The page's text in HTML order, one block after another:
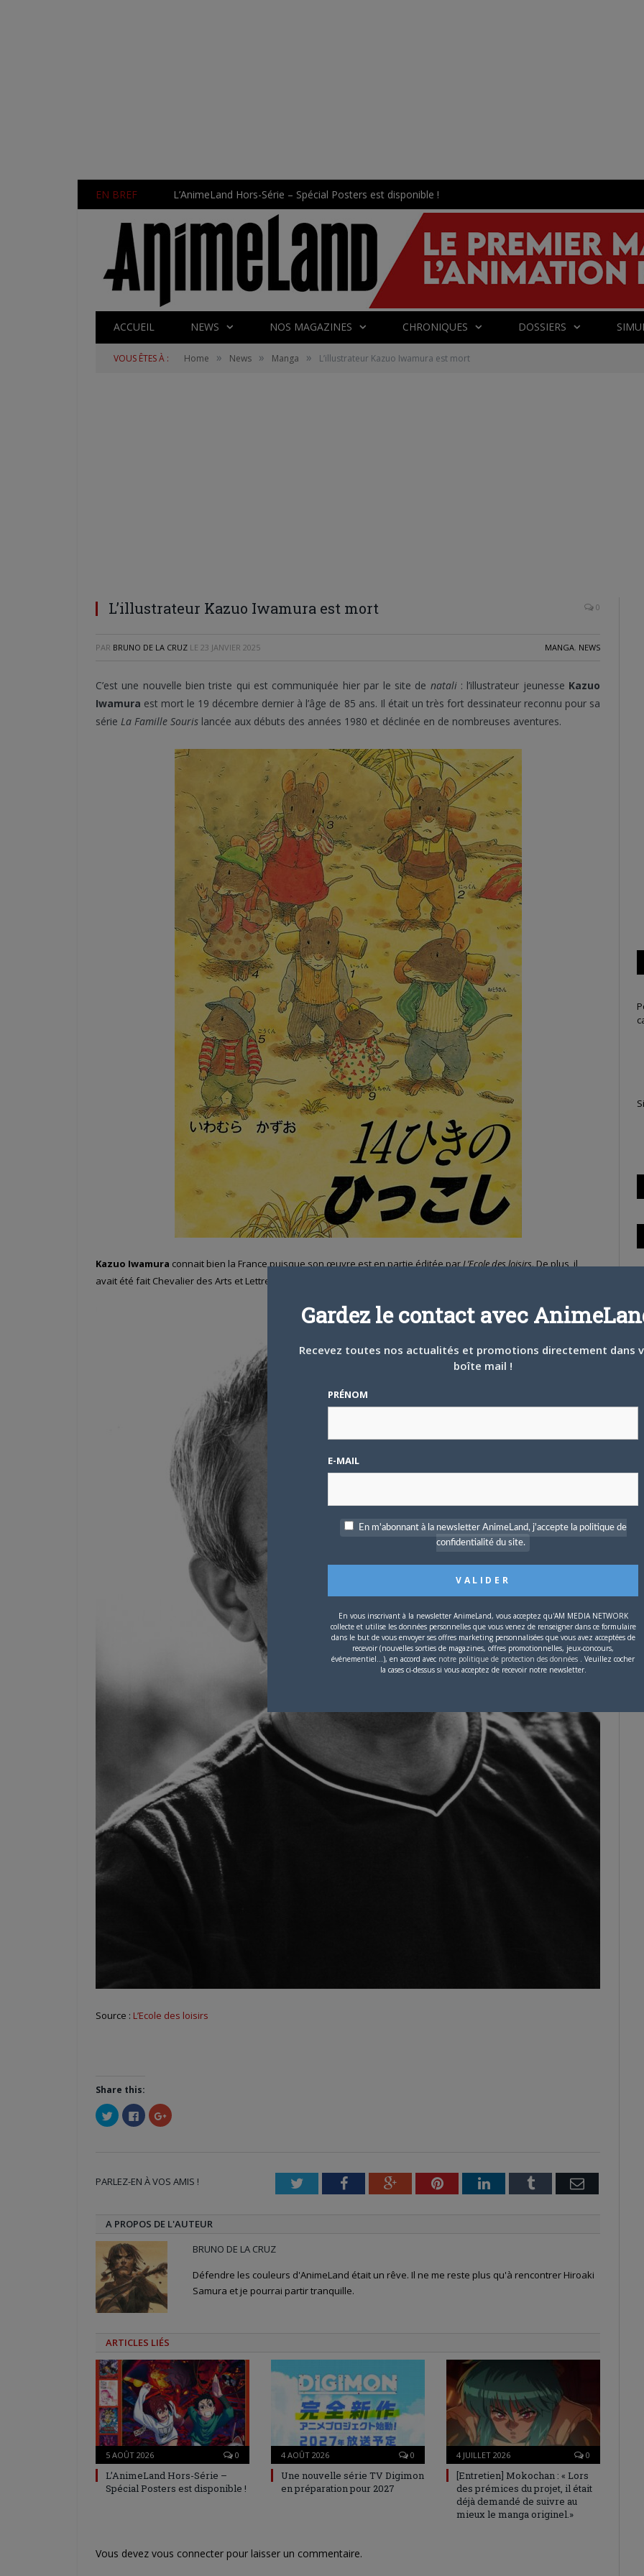
EN BREF L’AnimeLand Hors-Série – Spécial Posters est disponible !
ACCUEIL NEWS NOS MAGAZINES CHRONIQUES DOSSIERS
VOUS ÊTES À : Home » News » Manga » L’illustrateur Kazuo Iwamura est mort
L’illustrateur Kazuo Iwamura est mort 0
PAR BRUNO DE LA CRUZ LE 23 JANVIER 2025 MANGA, NEWS
C’est une nouvelle bien triste qui est communiquée hier par le site de natali: l’illustrateur jeunesse Kazuo
Iwamura est mort le 19 décembre dernier à l’âge de 85 ans. Il était un très fort dessinateur reconnu pour sa
série La Famille Souris lancée aux débuts des années 1980 et déclinée en de nombreuses aventures.
Kazuo Iwamura connait bien la France puisque son œuvre est en partie éditée parL’Ecole des loisirs. De plus, il
avait été fait Chevalier des Arts et Lettres par la France en 2014.
Source : L’Ecole des loisirs
Share this:
Cliquez
pour
partager
fenêtre)
Cliquez
pour
partager
fenêtre)
Cliquez
pour
nouvelle
PARLEZ-EN À VOS AMIS ! TwitterFacebookGoogle+PinterestLinkedInTumblr Email
A PROPOS DE L'AUTEUR
BRUNO DE LA CRUZ
Défendre les couleurs d'AnimeLand était un rêve. Il ne me reste plus qu'à rencontrer Hiroaki
Samura et je pourrai partir tranquille.
ARTICLES LIÉS
5 AOÛT 2026 0
L’AnimeLand Hors-Série –
Spécial Posters est disponible !
4 AOÛT 2026 0
Une nouvelle série TV Digimon
en préparation pour 2027
4 JUILLET 2026 0
[Entretien] Mokochan : « Lors
des prémices du projet, il était
déjà demandé de suivre au
mieux le manga originel.»
Vous devez vous connecter pour laisser un commentaire.
Gardez le contact avec
Recevez toutes nos actualités et promotions directement dans
boîte mail !
PRÉNOM
E-MAIL
En m'abonnant à la newsletter AnimeLand, j'accepte la politique de
confidentialité du site.
En vous inscrivant à la newsletter AnimeLand, vous acceptez qu'AM MEDIA NETWORK
collecte et utilise les données personnelles que vous venez de renseigner dans ce formulaire
dans le but de vous envoyer ses offres marketing personnalisées que vous avez acceptées de
recevoir (nouvelles sorties de magazines, offres promotionnelles, jeux-concours,
événementiel...), en accord avec notre politique de protection des données . Veuillez cocher
la cases ci-dessus si vous acceptez de recevoir notre newsletter.